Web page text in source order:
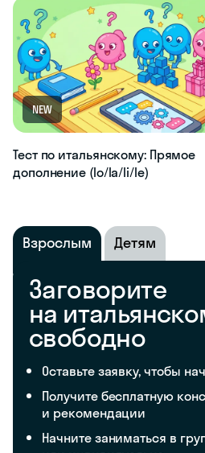
NEW
Тест по итальянскому: Прямое
дополнение (lo/la/li/le)
Взрослым Детям
Заговорите
на
свободно
Оставьте заявку, чтобы
Получите бесплатную
и рекомендации
Начните заниматься в